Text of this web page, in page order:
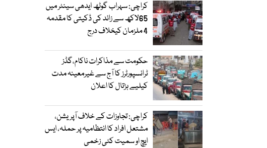
کراچی: سہراب گوٹھ ایدھی سینٹر میں
65لاکھ سے زائد کی ڈکیتی کا مقدمہ
4 ملزمان کیخلاف درج
حکومت سے مذاکرات ناکام،گڈز
ٹرانسپورٹرز کا آج سے غیرمعینہ مدت
کیلیے ہڑتال کا اعلان
کراچی: تجاوزات کے خلاف آپریشن،
مشتعل افراد کا انتظامیہ پر حملہ، ایس
ایچ او سمیت کئی زخمی